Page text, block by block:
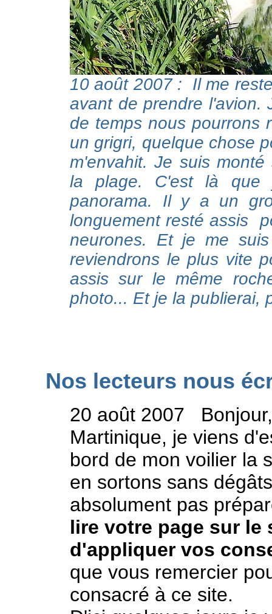
10 août 2007 : Il me
avant de prendre l'avion.
de temps nous pourrons
un grigri, quelque chose
m'envahit. Je suis
la plage. C'est là que
panorama. Il y a un
longuement resté assis
neurones. Et je me
reviendrons le plus vite
assis sur le même
photo... Et je la publierai,
Nos lecteurs nous
20 août 2007
Martinique, je viens
bord de mon voilier la
en sortons sans dégâts
absolument pas
lire votre page sur le
d'appliquer vos
que vous remercier
consacré à ce site.